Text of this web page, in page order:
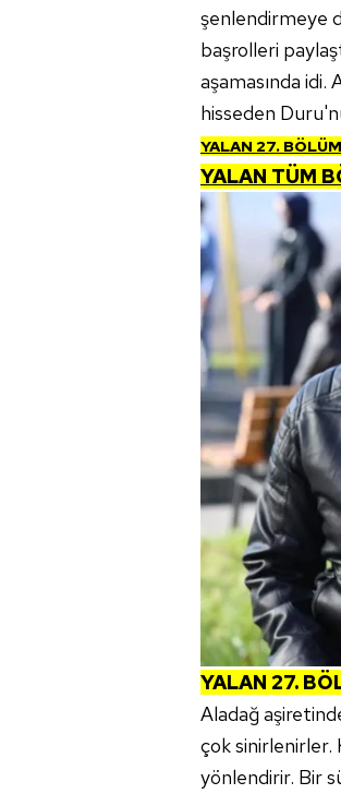
şenlendirmeye
başrolleri
aşamasında
hisseden
YALAN 27.
YALAN TÜM
YALAN 27.
Aladağ
çok sinirlenirler.
yönlendirir. Bir